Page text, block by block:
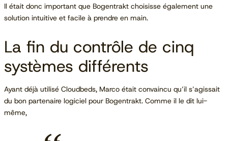
Il était donc important que Bogentrakt choisisse également une
solution intuitive et facile à prendre en main.
La fin du contrôle de cinq
systèmes différents
Ayant déjà utilisé Cloudbeds, Marco était convaincu qu’il s’agissait
du bon partenaire logiciel pour Bogentrakt. Comme il le dit lui-
même,